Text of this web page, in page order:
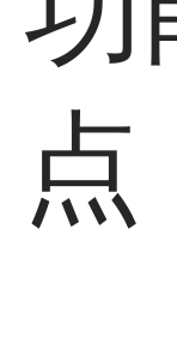
点